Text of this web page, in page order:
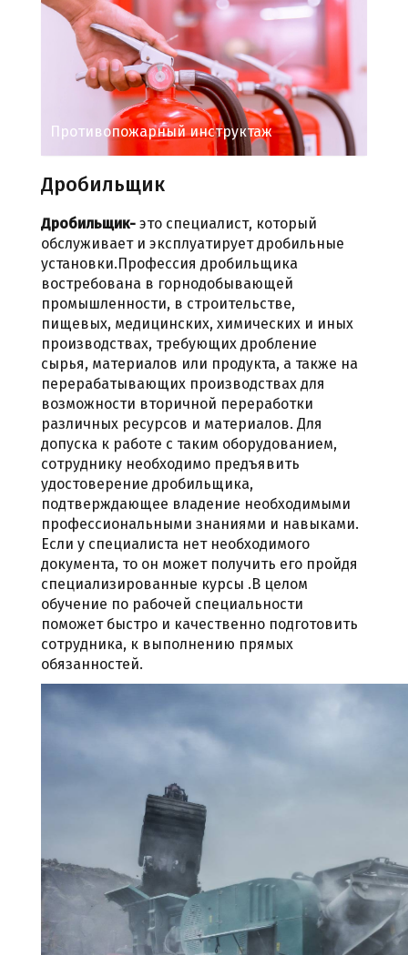
Противопожарный инструктаж
Дробильщик
Дробильщик- это специалист, который
обслуживает и эксплуатирует дробильные
установки.Профессия дробильщика
востребована в горнодобывающей
промышленности, в строительстве,
пищевых, медицинских, химических и иных
производствах, требующих дробление
сырья, материалов или продукта, а также на
перерабатывающих производствах для
возможности вторичной переработки
различных ресурсов и материалов. Для
допуска к работе с таким оборудованием,
сотруднику необходимо предъявить
удостоверение дробильщика,
подтверждающее владение необходимыми
профессиональными знаниями и навыками.
Если у специалиста нет необходимого
документа, то он может получить его пройдя
специализированные курсы .В целом
обучение по рабочей специальности
поможет быстро и качественно подготовить
сотрудника, к выполнению прямых
обязанностей.